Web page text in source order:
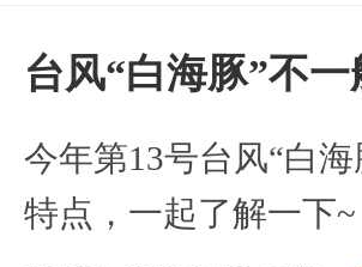
台风“白海豚”不一
今年第13号台风“白
特点，一起了解一下~